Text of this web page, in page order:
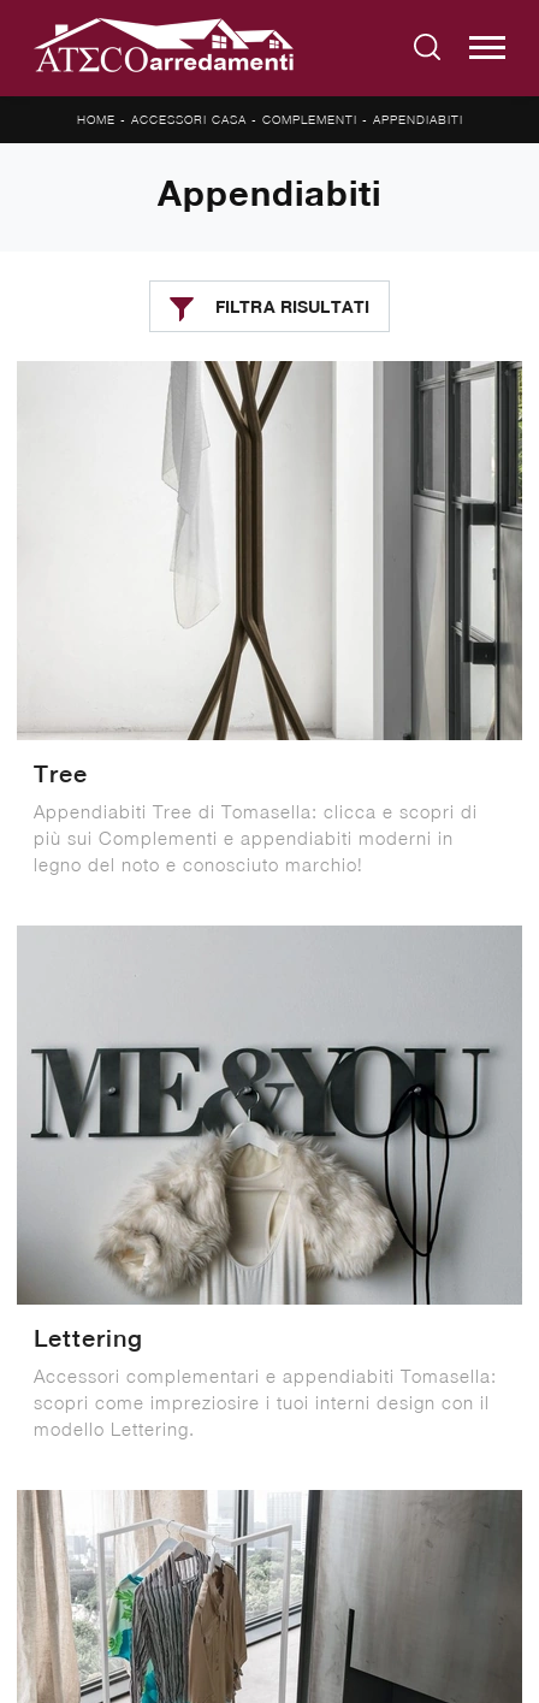
HOME - ACCESSORI CASA - COMPLEMENTI - APPENDIABITI
Appendiabiti
FILTRA RISULTATI
Tree
Appendiabiti Tree di Tomasella: clicca e scopri di
più sui Complementi e appendiabiti moderni in
legno del noto e conosciuto marchio!
Lettering
Accessori complementari e appendiabiti Tomasella:
scopri come impreziosire i tuoi interni design con il
modello Lettering.